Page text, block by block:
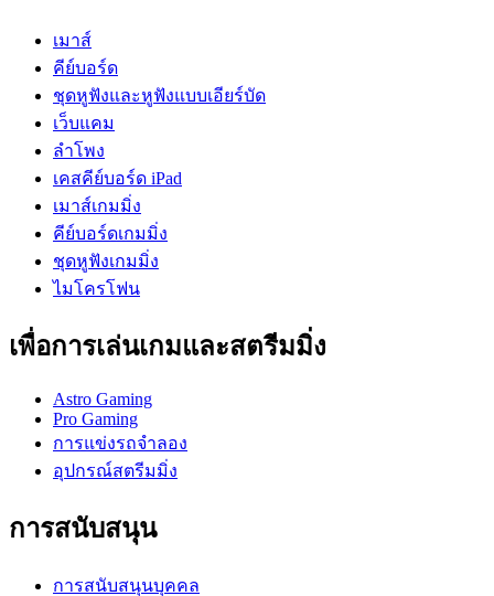
เมาส์
คีย์บอร์ด
ชุดหูฟังและหูฟังแบบเอียร์บัด
เว็บแคม
ลำโพง
เคสคีย์บอร์ด iPad
เมาส์เกมมิ่ง
คีย์บอร์ดเกมมิ่ง
ชุดหูฟังเกมมิ่ง
ไมโครโฟน
เพื่อการเล่นเกมและสตรีมมิ่ง
Astro Gaming
Pro Gaming
การแข่งรถจำลอง
อุปกรณ์สตรีมมิ่ง
การสนับสนุน
การสนับสนุนบุคคล